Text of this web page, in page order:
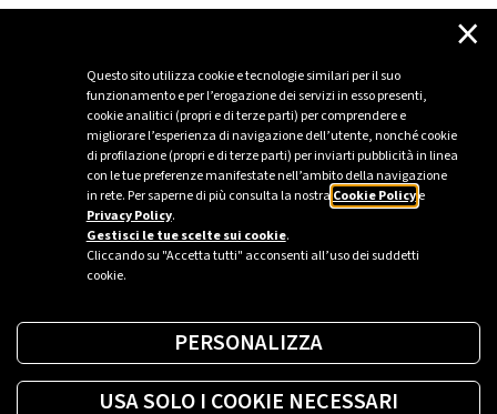
Questo sito utilizza cookie e tecnologie similari per il suo
funzionamento e per l’erogazione dei servizi in esso presenti,
cookie analitici (propri e di terze parti) per comprendere e
migliorare l’esperienza di navigazione dell’utente, nonché cookie
di profilazione (propri e di terze parti) per inviarti pubblicità in linea
con le tue preferenze manifestate nell’ambito della navigazione
in rete. Per saperne di più consulta la nostra Cookie Policye
Privacy Policy.
Gestisci le tue scelte sui cookie.
Cliccando su "Accetta tutti" acconsenti all’uso dei suddetti
cookie.
×
PERSONALIZZA
USA SOLO I COOKIE NECESSARI
C'è un problema con il recupero dei
Per favore riprova piú tardi
Sei un’azienda o una PA?
Trova la soluzione più giusta per te.
Richiedi una colonnina